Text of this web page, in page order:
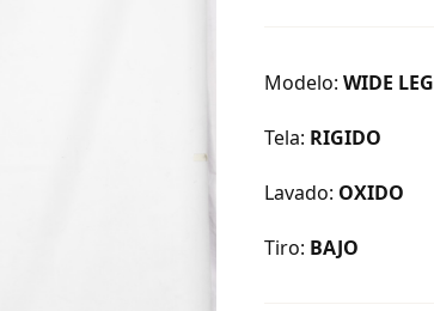
Modelo: WIDE LEG
Tela: RIGIDO
Lavado: OXIDO
Tiro: BAJO